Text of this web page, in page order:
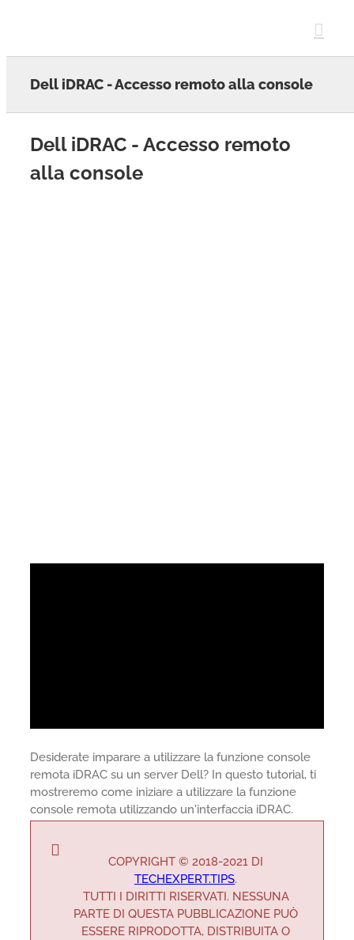
Dell iDRAC - Accesso remoto alla console
Dell iDRAC - Accesso remoto
alla console
Desiderate imparare a utilizzare la funzione console
remota iDRAC su un server Dell? In questo tutorial, ti
mostreremo come iniziare a utilizzare la funzione
console remota utilizzando un'interfaccia iDRAC.
COPYRIGHT © 2018-2021 DI
TECHEXPERT.TIPS.
TUTTI I DIRITTI RISERVATI. NESSUNA
PARTE DI QUESTA PUBBLICAZIONE PUÒ
ESSERE RIPRODOTTA, DISTRIBUITA O